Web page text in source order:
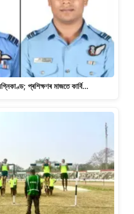
প্ৰশিক্ষণৰ মাজতে কাৰ্বি…